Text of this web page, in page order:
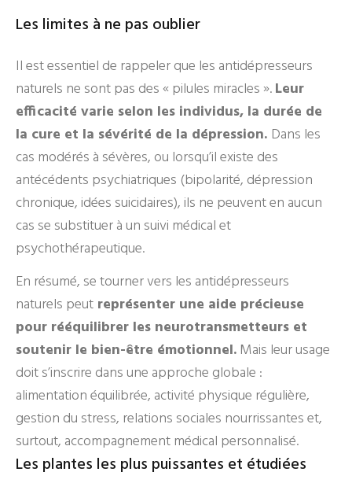
Les limites à ne pas oublier
Il est essentiel de rappeler que les antidépresseurs
naturels ne sont pas des « pilules miracles ».Leur
efficacité varie selon les individus, la durée de
la cure et la sévérité de la dépression. Dans les
cas modérés à sévères, ou lorsqu’il existe des
antécédents psychiatriques (bipolarité, dépression
chronique, idées suicidaires), ils ne peuvent en aucun
cas se substituer à un suivi médical et
psychothérapeutique.
En résumé, se tourner vers les antidépresseurs
naturels peut représenter une aide précieuse
pour rééquilibrer les neurotransmetteurs et
soutenir le bien-être émotionnel.Mais leur usage
doit s’inscrire dans une approche globale :
alimentation équilibrée, activité physique régulière,
gestion du stress, relations sociales nourrissantes et,
surtout, accompagnement médical personnalisé.
Les plantes les plus puissantes et étudiées